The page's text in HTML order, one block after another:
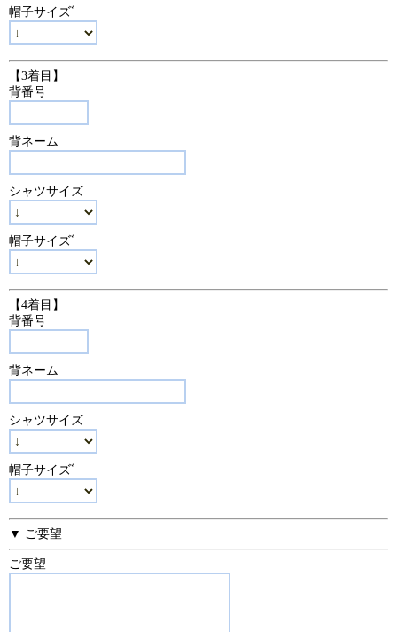
帽子サイズﾞ
【3着目】
背番号
背ネーム
シャツサイズ
帽子サイズﾞ
【4着目】
背番号
背ネーム
シャツサイズ
帽子サイズﾞ
▼ ご要望
ご要望